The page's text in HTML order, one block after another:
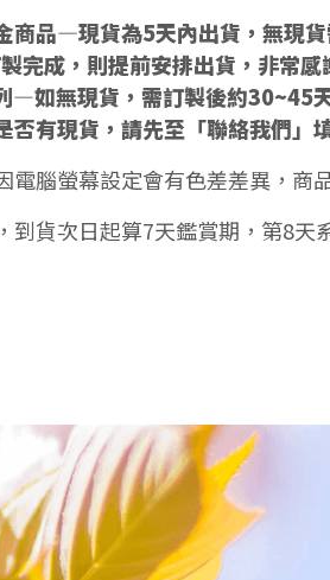
商品—現貨為5天內出貨，無現
完成，則提前安排出貨，非常
如無現貨，需訂製後約30~45
有現貨，請先至「聯絡我們」
腦螢幕設定會有色差差異，商
到貨次日起算7天鑑賞期，第8天